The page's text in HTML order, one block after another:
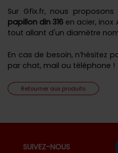
Sur Gfix.fr, nous
papillon din 316 en acier, inox
tout allant d'un diamètre
En cas de besoin, n’hésitez
par chat, mail ou téléphone !
Retourner aux produits
SUIVEZ-NOUS